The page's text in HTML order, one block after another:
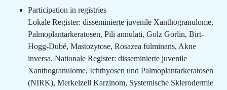
Participation in registries
Lokale Register: disseminierte juvenile Xanthogranulome,
Palmoplantarkeratosen, Pili annulati, Golz Gorlin, Birt-
Hogg-Dubé, Mastozytose, Rosazea fulminans, Akne
inversa. Nationale Register: disseminierte juvenile
Xanthogranulome, Ichthyosen und Palmoplantarkeratosen
(NIRK), Merkelzell Karzinom, Systemische Sklerodermie